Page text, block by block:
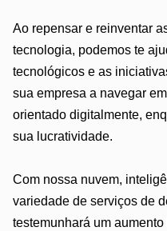
Ao repensar e reinventar
tecnologia, podemos te
tecnológicos e as
sua empresa a navegar
orientado digitalmente,
sua lucratividade.
Com nossa nuvem,
variedade de serviços de
testemunhará um